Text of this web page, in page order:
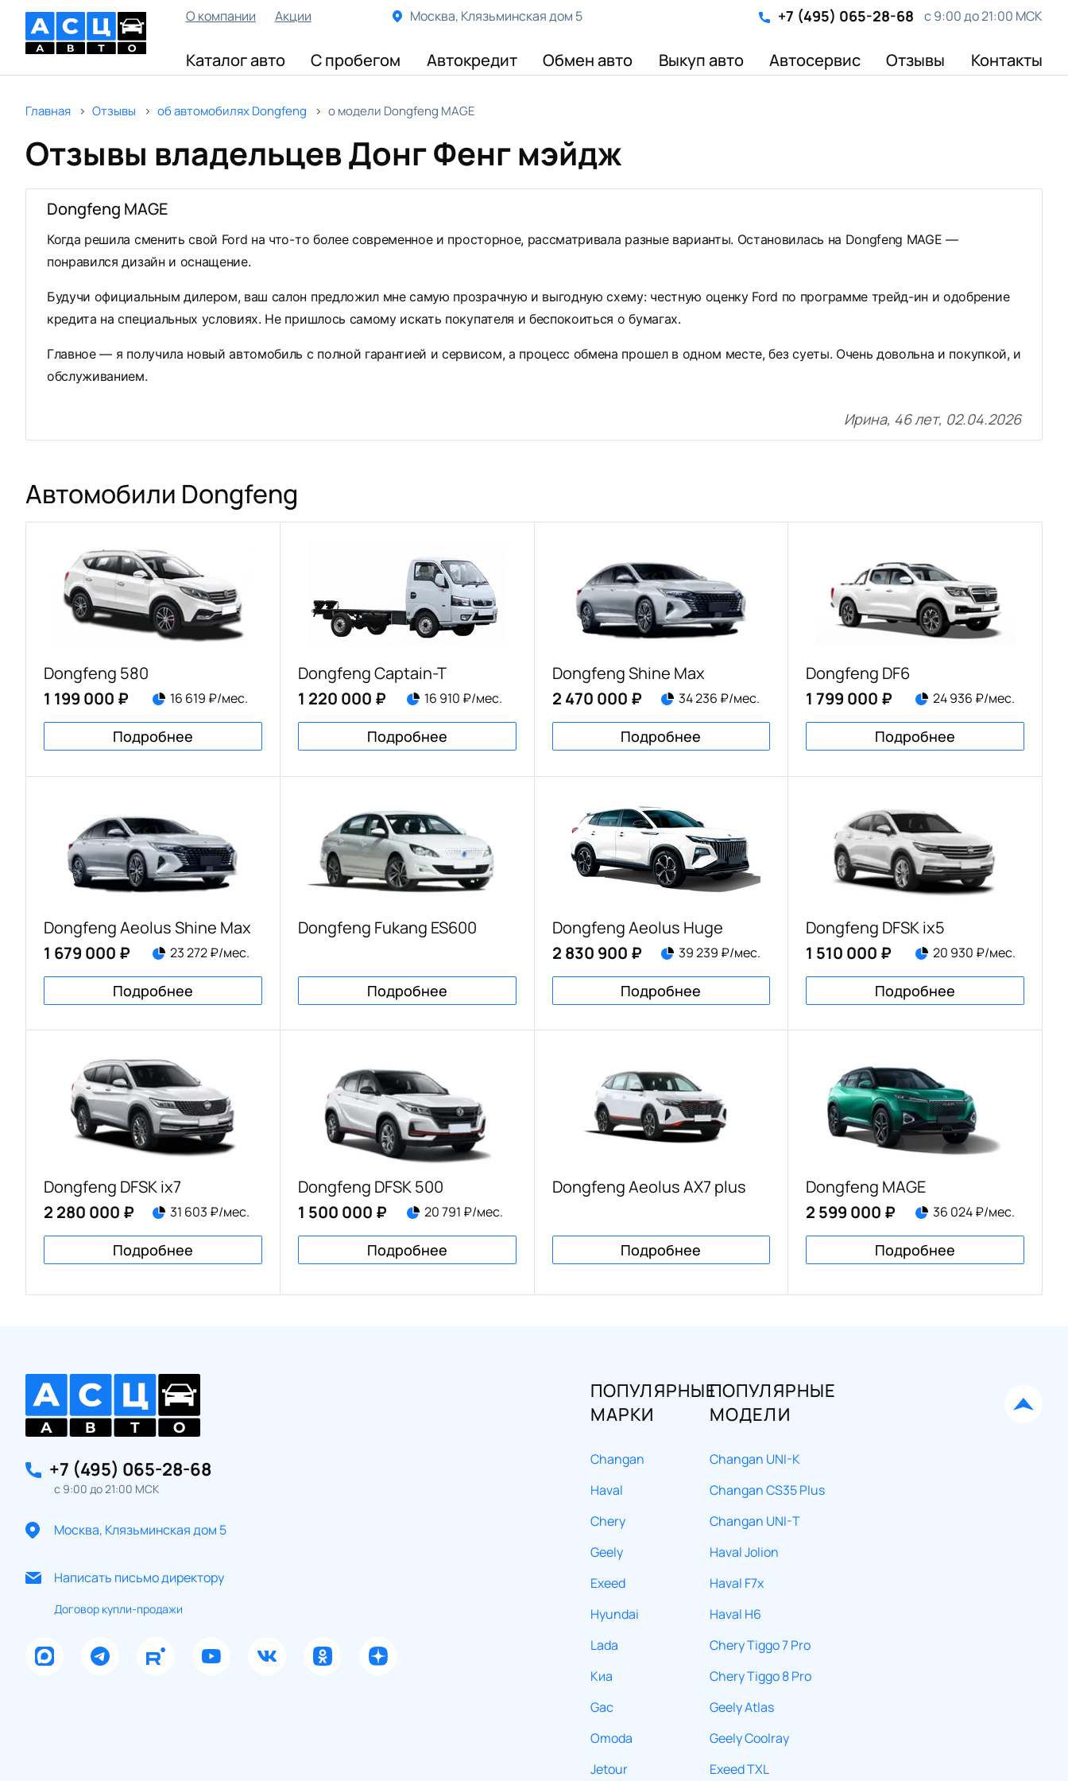
О компании Акции Москва, Клязьминская дом 5 +7 (495) 065-28-68 с 9:00 до 21:00 МСК
Каталог авто С пробегом Автокредит Обмен авто Выкуп авто Автосервис Отзывы Контакты
Главная Отзывы об автомобилях Dongfeng о модели Dongfeng MAGE
Отзывы владельцев Донг Фенг мэйдж
Dongfeng MAGE
Когда решила сменить свой Ford на что-то более современное и просторное, рассматривала разные варианты. Остановилась на Dongfeng MAGE —
понравился дизайн и оснащение.
Будучи официальным дилером, ваш салон предложил мне самую прозрачную и выгодную схему: честную оценку Ford по программе трейд-ин и одобрение
кредита на специальных условиях. Не пришлось самому искать покупателя и беспокоиться о бумагах.
Главное — я получила новый автомобиль с полной гарантией и сервисом, а процесс обмена прошел в одном месте, без суеты. Очень довольна и покупкой, и
обслуживанием.
Ирина, 46 лет, 02.04.2026
Автомобили Dongfeng
Dongfeng 580
1 199 000 ₽
16 619 ₽/мес.
Подробнее
Dongfeng Captain-T
1 220 000 ₽
16 910 ₽/мес.
Подробнее
Dongfeng Shine Max
2 470 000 ₽
34 236 ₽/мес.
Подробнее
Dongfeng DF6
1 799 000 ₽
24 936 ₽/мес.
Подробнее
Dongfeng Aeolus Shine Max
1 679 000 ₽
23 272 ₽/мес.
Подробнее
Dongfeng Fukang ES600
Подробнее
Dongfeng Aeolus Huge
2 830 900 ₽
39 239 ₽/мес.
Подробнее
Dongfeng DFSK ix5
1 510 000 ₽
20 930 ₽/мес.
Подробнее
Dongfeng DFSK ix7
2 280 000 ₽
31 603 ₽/мес.
Подробнее
Dongfeng DFSK 500
1 500 000 ₽
20 791 ₽/мес.
Подробнее
Dongfeng Aeolus AX7 plus
Подробнее
Dongfeng MAGE
2 599 000 ₽
36 024 ₽/мес.
Подробнее
+7 (495) 065-28-68
с 9:00 до 21:00 МСК
Москва, Клязьминская дом 5
Написать письмо директору
Договор купли-продажи
ПОПУЛЯРНЫЕ
МАРКИ
Changan
Haval
Chery
Geely
Exeed
Hyundai
Lada
Киа
Gac
Omoda
Jetour
ПОПУЛЯРНЫЕ
МОДЕЛИ
Changan UNI-K
Changan CS35 Plus
Changan UNI-T
Haval Jolion
Haval F7x
Haval H6
Chery Tiggo 7 Pro
Chery Tiggo 8 Pro
Geely Atlas
Geely Coolray
Exeed TXL